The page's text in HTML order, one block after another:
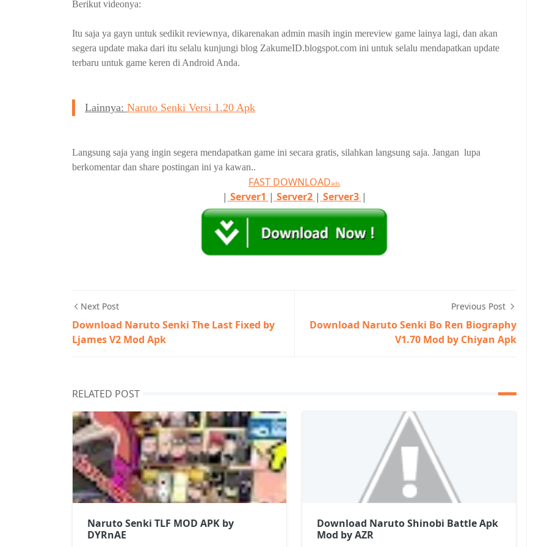
Berikut videonya:
Itu saja ya gayn untuk sedikit reviewnya, dikarenakan admin masih ingin mereview game lainya lagi, dan akan
segera update maka dari itu selalu kunjungi blog ZakumeID.blogspot.com ini untuk selalu mendapatkan update
terbaru untuk game keren di Android Anda.
Lainnya: Naruto Senki Versi 1.20 Apk
Langsung saja yang ingin segera mendapatkan game ini secara gratis, silahkan langsung saja. Jangan lupa
berkomentar dan share postingan ini ya kawan..
FAST DOWNLOADads
| Server1 | Server2 | Server3 |
Next Post
Download Naruto Senki The Last Fixed by
Ljames V2 Mod Apk
Previous Post
Download Naruto Senki Bo Ren Biography
V1.70 Mod by Chiyan Apk
RELATED POST
Naruto Senki TLF MOD APK by
DYRnAE
Download Naruto Shinobi Battle Apk
Mod by AZR